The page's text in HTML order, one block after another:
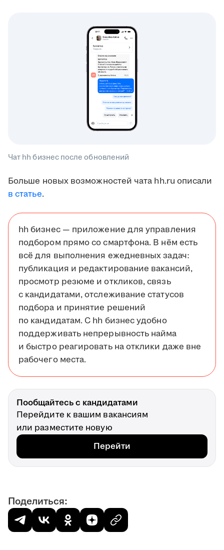
Чат hh бизнес после обновлений
Больше новых возможностей чата hh.ru описали
в статье.
hh бизнес — приложение для управления
подбором прямо со смартфона. В нём есть
всё для выполнения ежедневных задач:
публикация и редактирование вакансий,
просмотр резюме и откликов, связь
с кандидатами, отслеживание статусов
подбора и принятие решений
по кандидатам. С hh бизнес удобно
поддерживать непрерывность найма
и быстро реагировать на отклики даже вне
рабочего места.
Пообщайтесь с кандидатами
Перейдите к вашим вакансиям
или разместите новую
Перейти
Поделиться: